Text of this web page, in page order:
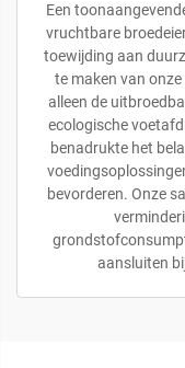
Een
vruchtbare
toewijding aan
te maken van
alleen de
ecologische
benadrukte het
bevorderen. Onze
aansluiten